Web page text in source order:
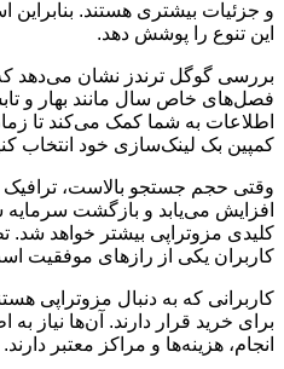
و جزئیات بیشتری هستند. بنابراین
این تنوع را پوشش دهد.
بررسی گوگل ترندز نشان می‌دهد
فصل‌های خاص سال مانند بهار و
اطلاعات به شما کمک می‌کند تا
کمپین بک لینک‌سازی خود انتخاب
وقتی حجم جستجو بالاست،
افزایش می‌یابد و بازگشت سرمایه
کلیدی مزوتراپی بیشتر خواهد شد.
کاربران یکی از رازهای موفقیت
کاربرانی که به دنبال مزوتراپی
برای خرید قرار دارند. آن‌ها نیاز
انجام، هزینه‌ها و مراکز معتبر دارند.